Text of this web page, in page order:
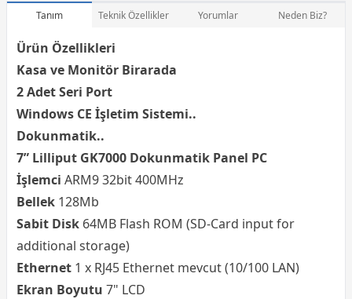
Tanım Teknik Özellikler Yorumlar Neden Biz?
Ürün Özellikleri
Kasa ve Monitör Birarada
2 Adet Seri Port
Windows CE İşletim Sistemi..
Dokunmatik..
7” Lilliput GK7000 Dokunmatik Panel PC
İşlemci ARM9 32bit 400MHz
Bellek 128Mb
Sabit Disk 64MB Flash ROM (SD-Card input for
additional storage)
Ethernet 1 x RJ45 Ethernet mevcut (10/100 LAN)
Ekran Boyutu 7" LCD